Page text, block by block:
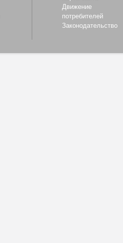
Движение
потребителей
Законодательство